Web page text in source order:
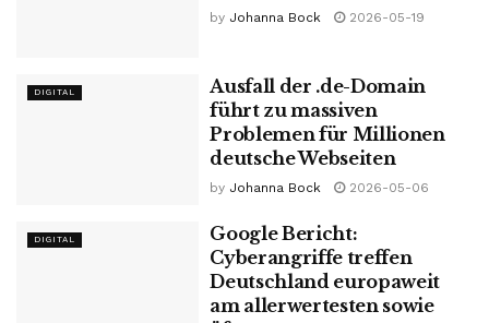
by Johanna Bock 2026-05-19
DIGITAL
Ausfall der .de-Domain
führt zu massiven
Problemen für Millionen
deutsche Webseiten
by Johanna Bock 2026-05-06
DIGITAL
Google Bericht:
Cyberangriffe treffen
Deutschland europaweit
am allerwertesten sowie